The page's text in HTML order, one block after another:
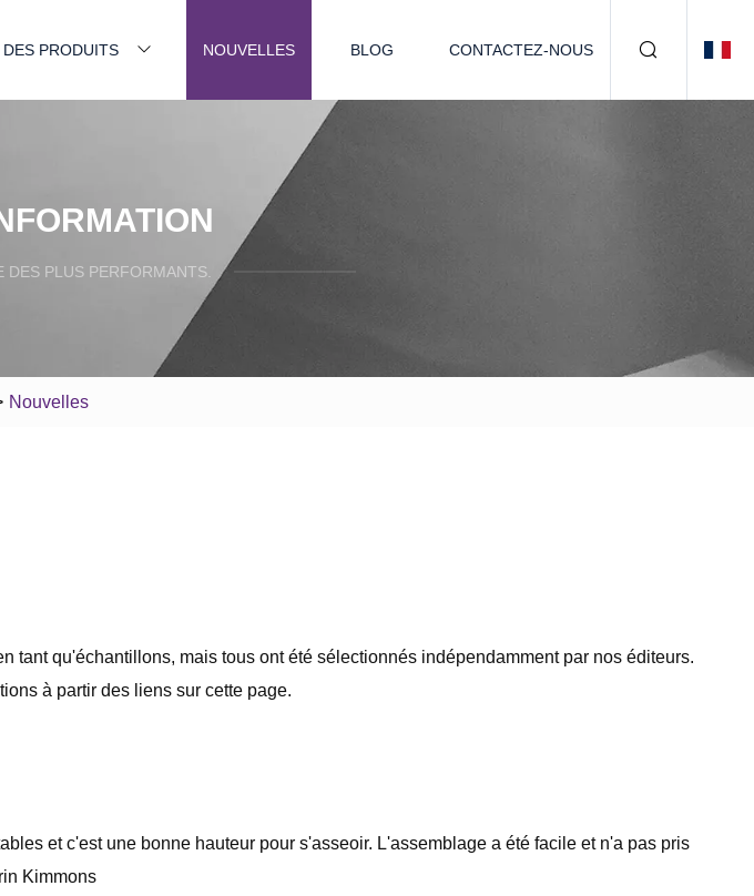
DES PRODUITS NOUVELLES BLOG CONTACTEZ-NOUS
PLUS PERFORMANTS.
Nouvelles
tant qu'échantillons, mais tous ont été sélectionnés indépendamment par nos éditeurs.
à partir des liens sur cette page.
et c'est une bonne hauteur pour s'asseoir. L'assemblage a été facile et n'a pas pris
Kimmons